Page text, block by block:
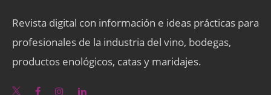
Revista digital con información e ideas prácticas para
profesionales de la industria del vino, bodegas,
productos enológicos, catas y maridajes.